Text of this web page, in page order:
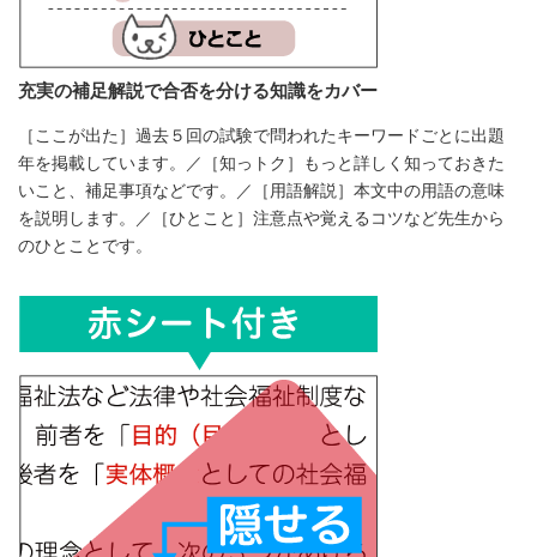
充実の補足解説で合否を分ける知識をカバー
［ここが出た］過去５回の試験で問われたキーワードごとに出題
年を掲載しています。／［知っトク］もっと詳しく知っておきた
いこと、補足事項などです。／［用語解説］本文中の用語の意味
を説明します。／［ひとこと］注意点や覚えるコツなど先生から
のひとことです。